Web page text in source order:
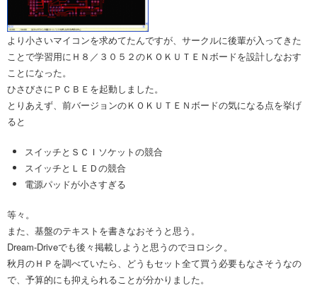
より小さいマイコンを求めてたんですが、サークルに後輩が入ってきた
ことで学習用にＨ８／３０５２のＫＯＫＵＴＥＮボードを設計しなおす
ことになった。
ひさびさにＰＣＢＥを起動しました。
とりあえず、前バージョンのＫＯＫＵＴＥＮボードの気になる点を挙げ
ると
スイッチとＳＣＩソケットの競合
スイッチとＬＥＤの競合
電源パッドが小さすぎる
等々。
また、基盤のテキストを書きなおそうと思う。
Dream-Driveでも後々掲載しようと思うのでヨロシク。
秋月のＨＰを調べていたら、どうもセット全て買う必要もなさそうなの
で、予算的にも抑えられることが分かりました。